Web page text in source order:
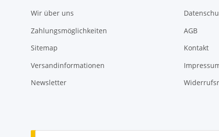
Wir über uns
Zahlungsmöglichkeiten
Sitemap
Versandinformationen
Newsletter
AGB
Kontakt